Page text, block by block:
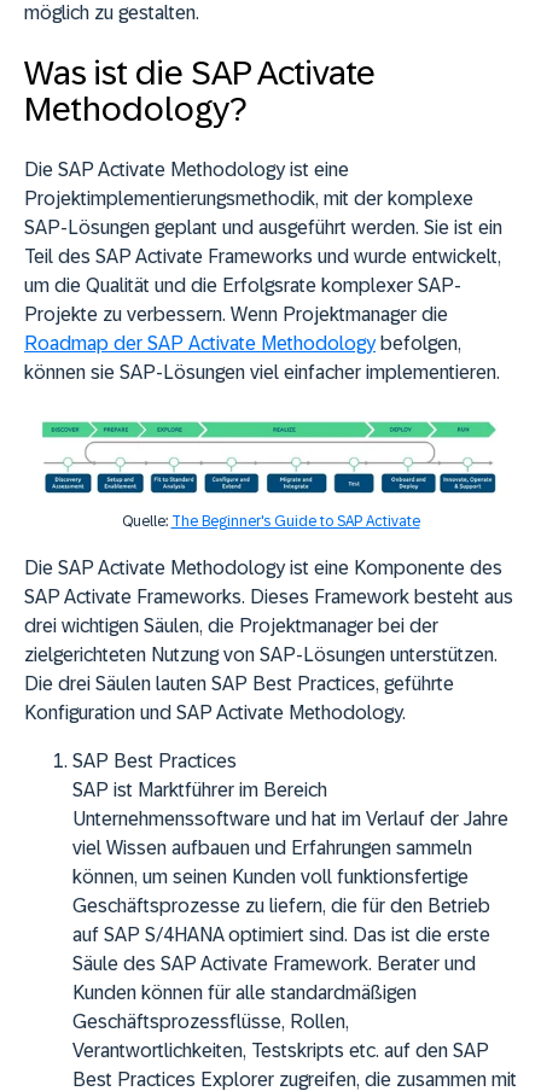
möglich zu gestalten.
Was ist die SAP Activate
Methodology?
Die SAP Activate Methodology ist eine
Projektimplementierungsmethodik, mit der komplexe
SAP-Lösungen geplant und ausgeführt werden. Sie ist ein
Teil des SAP Activate Frameworks und wurde entwickelt,
um die Qualität und die Erfolgsrate komplexer SAP-
Projekte zu verbessern. Wenn Projektmanager die
Roadmap der SAP Activate Methodologybefolgen,
können sie SAP-Lösungen viel einfacher implementieren.
Quelle: The Beginner's Guide to SAP Activate
Die SAP Activate Methodology ist eine Komponente des
SAP Activate Frameworks. Dieses Framework besteht aus
drei wichtigen Säulen, die Projektmanager bei der
zielgerichteten Nutzung von SAP-Lösungen unterstützen.
Die drei Säulen lauten SAP Best Practices, geführte
Konfiguration und SAP Activate Methodology.
SAP Best Practices
SAP ist Marktführer im Bereich
Unternehmenssoftware und hat im Verlauf der Jahre
viel Wissen aufbauen und Erfahrungen sammeln
können, um seinen Kunden voll funktionsfertige
Geschäftsprozesse zu liefern, die für den Betrieb
auf SAP S/4HANA optimiert sind. Das ist die erste
Säule des SAP Activate Framework. Berater und
Kunden können für alle standardmäßigen
Geschäftsprozessflüsse, Rollen,
Verantwortlichkeiten, Testskripts etc. auf den SAP
Best Practices Explorer zugreifen, die zusammen mit